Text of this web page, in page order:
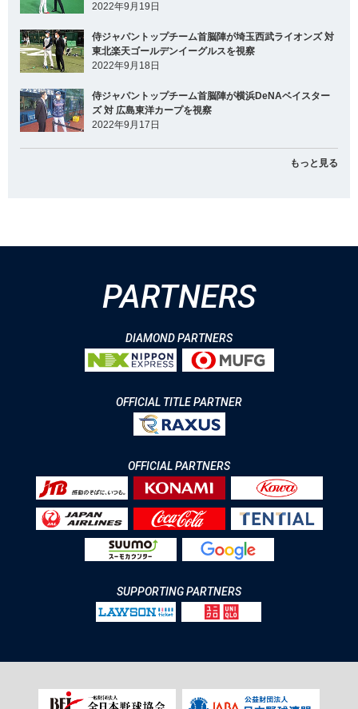
2022年9月19日
侍ジャパントップチーム首脳陣が埼玉西武ライオンズ 対
東北楽天ゴールデンイーグルスを視察
2022年9月18日
侍ジャパントップチーム首脳陣が横浜DeNAベイスター
ズ 対 広島東洋カープを視察
2022年9月17日
もっと見る
PARTNERS
DIAMOND PARTNERS
OFFICIAL TITLE PARTNER
OFFICIAL PARTNERS
SUPPORTING PARTNERS